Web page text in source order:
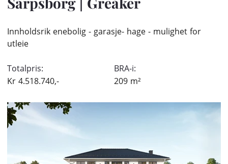
Innholdsrik enebolig - garasje- hage - mulighet for
utleie
Totalpris:
Kr 4.518.740,-
BRA-i:
209 m²